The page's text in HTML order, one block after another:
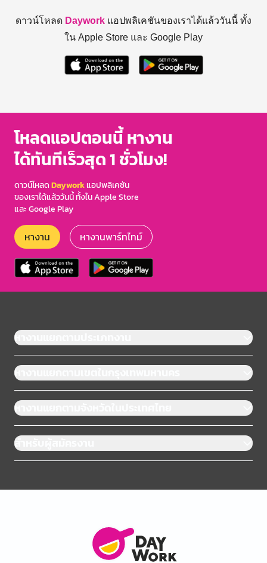
ดาวน์โหลด Daywork แอปพลิเคชันของเราได้แล้ววันนี้ ทั้ง
ใน Apple Store และ Google Play
โหลดแอปตอนนี้ หางาน
ได้ทันทีเร็วสุด 1 ชั่วโมง!
ดาวน์โหลดDayworkแอปพลิเคชัน
ของเราได้แล้ววันนี้ ทั้งใน Apple Store
และ Google Play
หางาน หางานพาร์ทไทม์
หางานแยกตามประเภทงาน
หางานแยกตามเขตในกรุงเทพมหานคร
หางานแยกตามจังหวัดในประเทศไทย
สำหรับผู้สมัครงาน